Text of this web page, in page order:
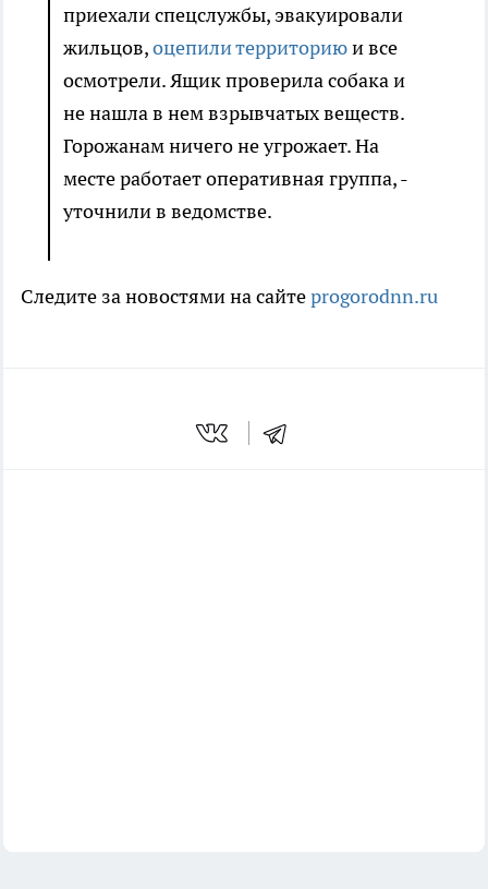
приехали спецслужбы, эвакуировали
жильцов,оцепили территориюи все
осмотрели. Ящик проверила собака и
не нашла в нем взрывчатых веществ.
Горожанам ничего не угрожает. На
месте работает оперативная группа, -
уточнили в ведомстве.
Следите за новостями на сайтеprogorodnn.ru